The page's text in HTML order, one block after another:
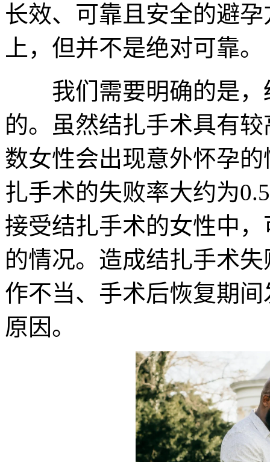
长效、可靠且安全的避
上，但并不是绝对可靠。
我们需要明确的是，
的。虽然结扎手术具有
数女性会出现意外怀孕
扎手术的失败率大约为
接受结扎手术的女性中
的情况。造成结扎手术
作不当、手术后恢复期
原因。